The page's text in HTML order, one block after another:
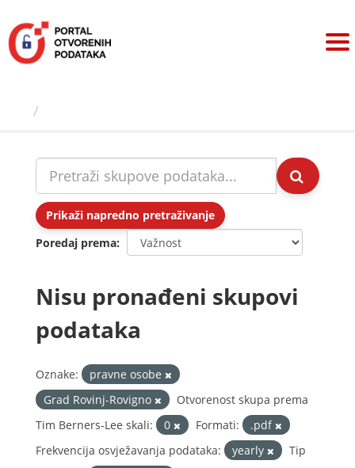
sadržaj
Prikaži napredno pretraživanje
Poredaj prema
Nisu pronađeni skupovi
podataka
Oznake:
pravne osobe
Grad Rovinj-Rovigno
Otvorenost skupa prema
Tim Berners-Lee skali:
0 Formati:
.pdf
Frekvencija osvježavanja podataka:
yearly
Tip